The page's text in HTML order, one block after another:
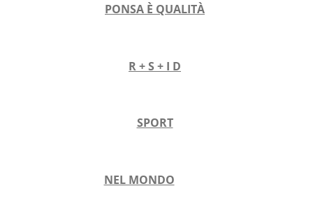
PONSA È QUALITÀ
R + S + I D
SPORT
NEL MONDO